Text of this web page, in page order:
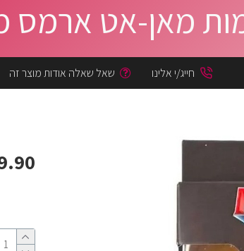
מאן-אט ארמס
חייג/י אלינו שאל שאלה אודות מוצר זה